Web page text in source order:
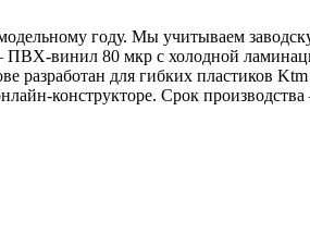
году. Мы учитываем
ПВХ-винил 80 мкр с холодной
для гибких пластиков
конструкторе. Срок